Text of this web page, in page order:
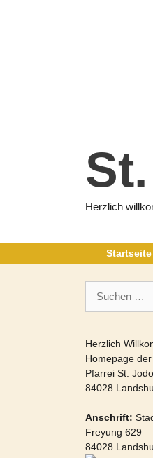
Herzlich
Startseite
nach:
Herzlich
Homepage
Pfarrei St.
84028
Anschrift:
Freyung 629
84028